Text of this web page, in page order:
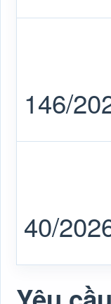
146/
40/